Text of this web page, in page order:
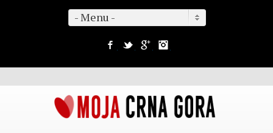
- Menu -
Facebook
TwitterGoogle+